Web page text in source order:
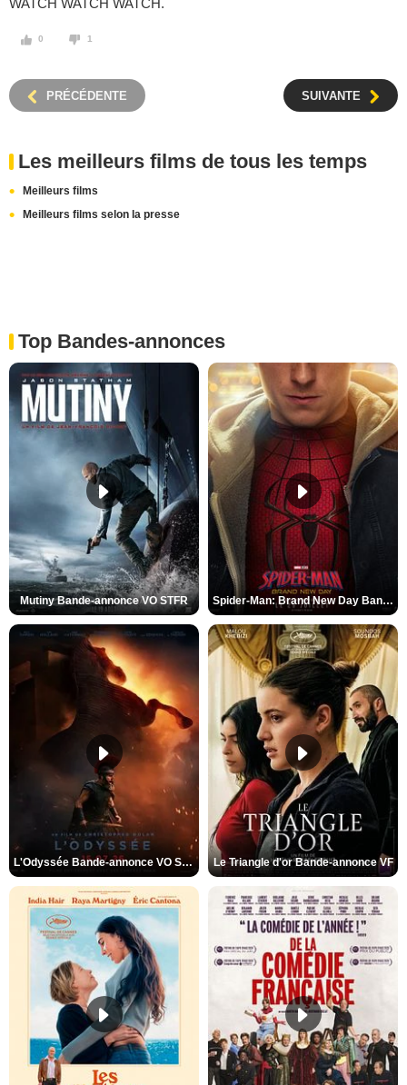
WATCH WATCH WATCH.
0 1
PRÉCÉDENTE SUIVANTE
Les meilleurs films de tous les temps
Meilleurs films
Meilleurs films selon la presse
Top Bandes-annonces
Mutiny Bande-annonce VO STFR Spider-Man: Brand New Day Bande-annonce VO STFR
L'Odyssée Bande-annonce VO STFR Le Triangle d'or Bande-annonce VF